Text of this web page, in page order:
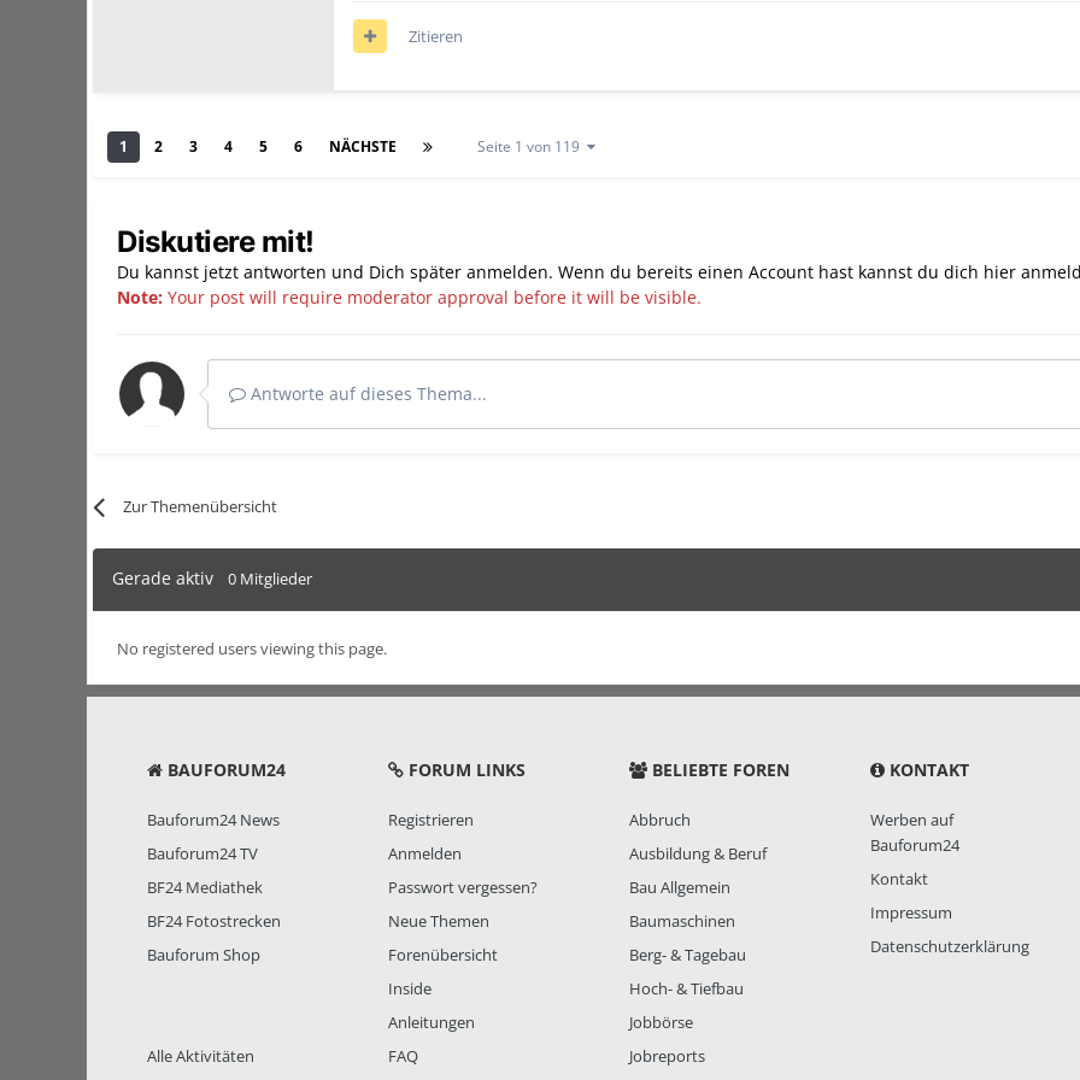
Zitieren
1 2 3 4 5 6 NÄCHSTE Seite 1 von 119
Diskutiere mit!
Du kannst jetzt antworten und Dich später anmelden. Wenn du bereits einen Account hast kannst du dich hier
Note: Your post will require moderator approval before it will be visible.
Antworte auf dieses Thema...
Zur Themenübersicht
Gerade aktiv 0 Mitglieder
No registered users viewing this page.
BAUFORUM24
Bauforum24 News
Bauforum24 TV
BF24 Mediathek
BF24 Fotostrecken
Bauforum Shop
Alle Aktivitäten
FORUM LINKS
Registrieren
Anmelden
Passwort vergessen?
Neue Themen
Forenübersicht
Inside
Anleitungen
FAQ
BELIEBTE FOREN
Abbruch
Ausbildung & Beruf
Bau Allgemein
Baumaschinen
Berg- & Tagebau
Hoch- & Tiefbau
Jobbörse
Jobreports
KONTAKT
Werben auf
Bauforum24
Kontakt
Impressum
Datenschutzerklärung